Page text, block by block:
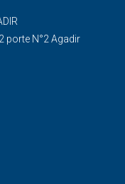
porte N°2 Agadir